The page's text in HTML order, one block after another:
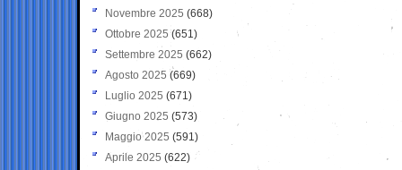
Novembre 2025 (668)
Ottobre 2025 (651)
Settembre 2025 (662)
Agosto 2025 (669)
Luglio 2025 (671)
Giugno 2025 (573)
Maggio 2025 (591)
Aprile 2025 (622)